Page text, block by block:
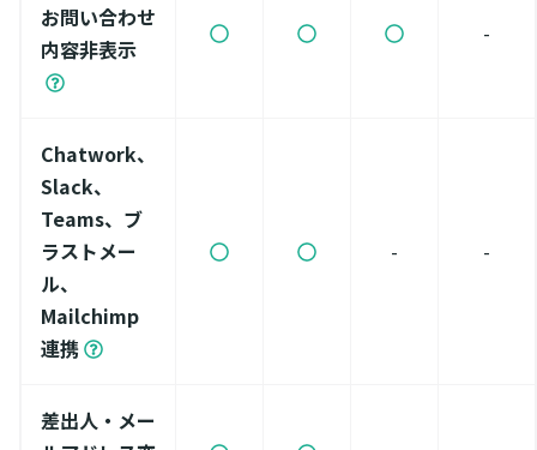
お問い合わせ
内容非表示
-
Chatwork、
Slack、
Teams、ブ
ラストメー
ル、
Mailchimp
連携
- -
差出人・メー